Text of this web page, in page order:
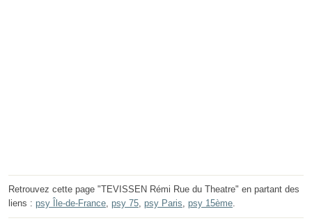
Retrouvez cette page "TEVISSEN Rémi Rue du Theatre" en partant des
liens : psy Île-de-France, psy 75, psy Paris, psy 15ème.